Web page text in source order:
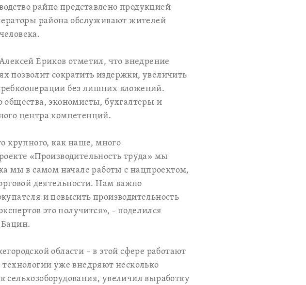
райпо представлено продукцией
района обслуживают жителей
Ериков отметил, что внедрение
позволит сократить издержки, увеличить
без лишних вложений.
общества, экономисты, бухгалтеры и
центра компетенций.
крупного, как наше, много
«Производительность труда» мы
мы в самом начале работы с нацпроектом,
деятельности. Нам важно
и повысить производительность
это получится», - поделился
Бацин.
области – в этой сфере работают
уже внедряют несколько
увеличил выработку